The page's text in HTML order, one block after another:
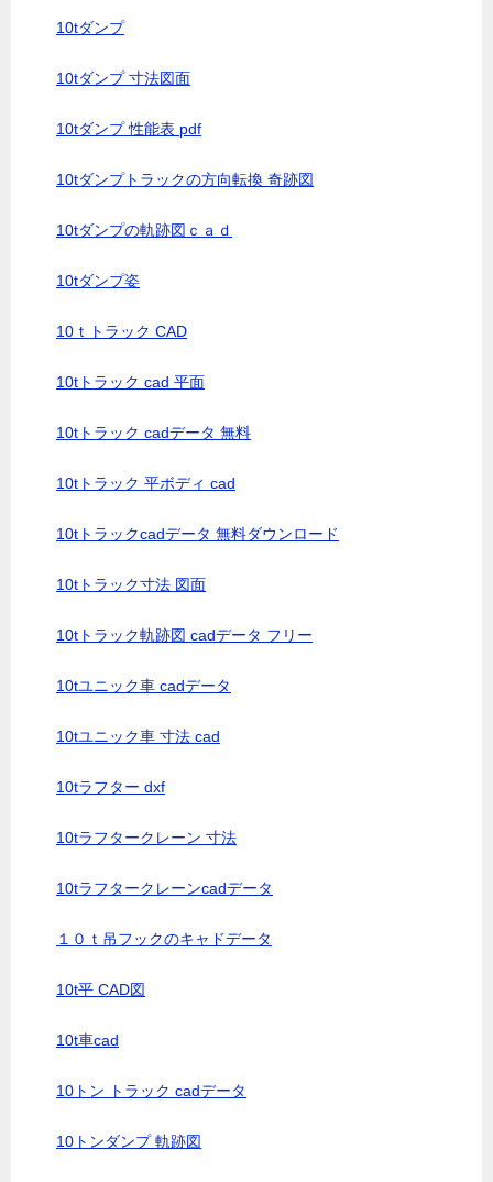
10tダンプ
10tダンプ 寸法図面
10tダンプ 性能表 pdf
10tダンプトラックの方向転換 奇跡図
10tダンプの軌跡図ｃａｄ
10tダンプ姿
10ｔトラック CAD
10tトラック cad 平面
10tトラック cadデータ 無料
10tトラック 平ボディ cad
10tトラックcadデータ 無料ダウンロード
10tトラック寸法 図面
10tトラック軌跡図 cadデータ フリー
10tユニック車 cadデータ
10tユニック車 寸法 cad
10tラフター dxf
10tラフタークレーン 寸法
10tラフタークレーンcadデータ
１０ｔ吊フックのキャドデータ
10t平 CAD図
10t車cad
10トン トラック cadデータ
10トンダンプ 軌跡図